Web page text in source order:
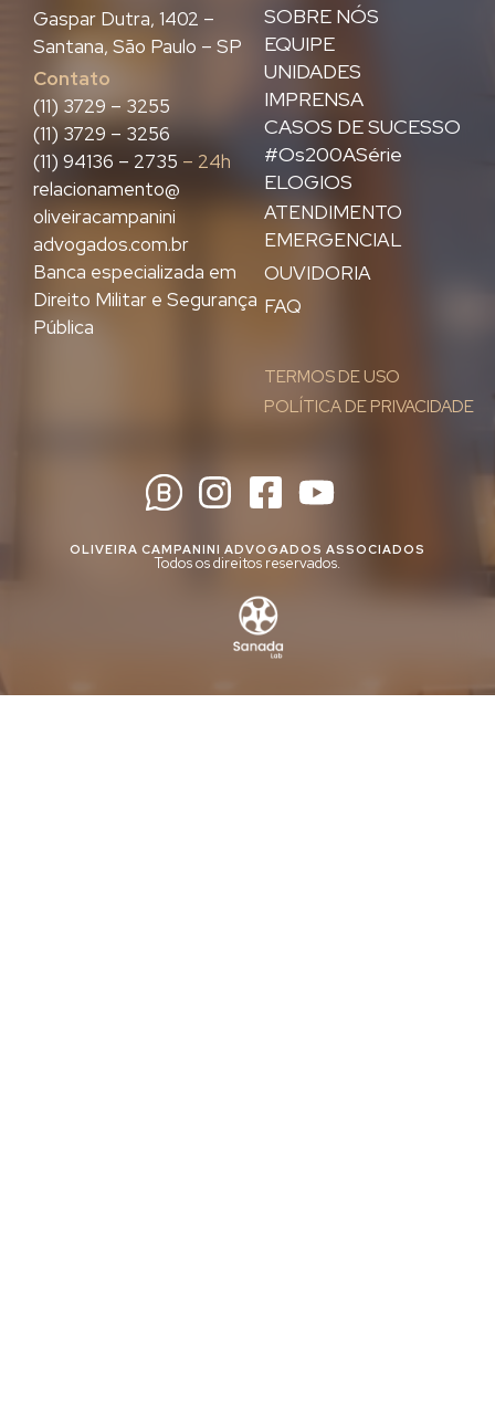
SOBRE NÓS
EQUIPE
UNIDADES
IMPRENSA
CASOS DE SUCESSO
#Os200ASérie
ELOGIOS
ATENDIMENTO
EMERGENCIAL
OUVIDORIA
FAQ
TERMOS DE USO
POLÍTICA DE PRIVACIDADE
Gaspar Dutra, 1402 –
Santana, São Paulo – SP
Contato
(11) 3729 – 3255
(11) 3729 – 3256
(11) 94136 – 2735 – 24h
relacionamento@
oliveiracampanini
advogados.com.br
Banca especializada em
Direito Militar e Segurança
Pública
OLIVEIRA CAMPANINI ADVOGADOS ASSOCIADOS
Todos os direitos reservados.